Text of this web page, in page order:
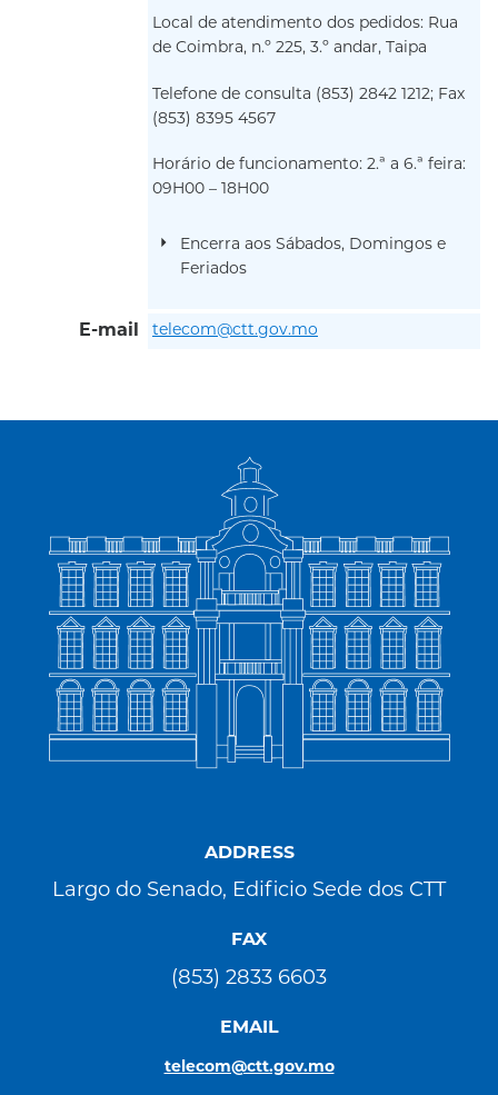
Local de atendimento dos pedidos: Rua
de Coimbra, n.º 225, 3.º andar, Taipa
Telefone de consulta (853) 2842 1212; Fax
(853) 8395 4567
Horário de funcionamento: 2.ª a 6.ª feira:
09H00 – 18H00
Encerra aos Sábados, Domingos e
Feriados
E-mail telecom@ctt.gov.mo
ADDRESS
Largo do Senado, Edificio Sede dos CTT
FAX
(853) 2833 6603
EMAIL
telecom@ctt.gov.mo